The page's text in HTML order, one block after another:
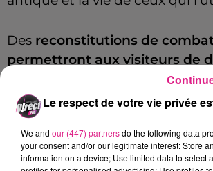
Des reconstitutions de
permettront aux visiteurs de
l’équipement militaire et les
confrontation guerrière.
La nouveauté cette année,
du terroir et de la cervoise,
conférence sur la bière.
Le respect de votre vie privée
We and our (447) partnersdo the following data
your consent and/or our legitimate interest: Store
information on a device; Use limited data to select